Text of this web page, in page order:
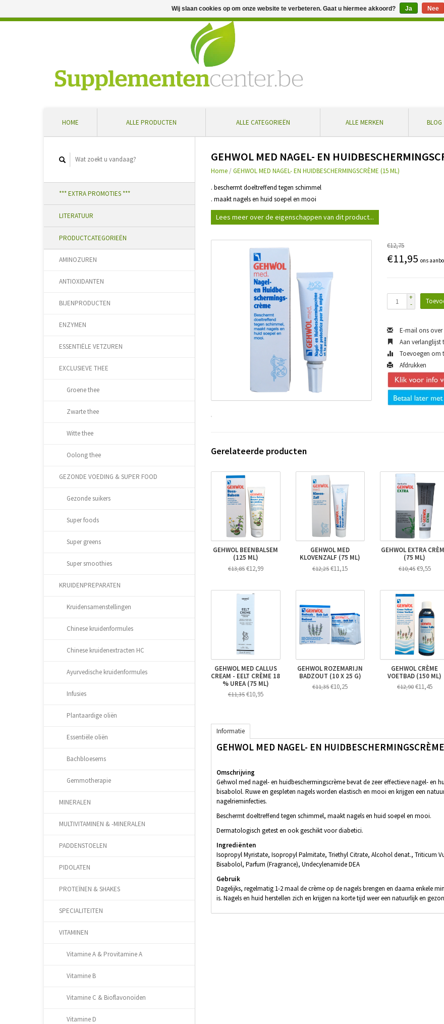
HOME ALLE PRODUCTEN ALLE CATEGORIEËN ALLE MERKEN BLOG
*** EXTRA PROMOTIES ***
LITERATUUR
PRODUCTCATEGORIEËN
AMINOZUREN
ANTIOXIDANTEN
BIJENPRODUCTEN
ENZYMEN
ESSENTIËLE VETZUREN
EXCLUSIEVE THEE
Groene thee
Zwarte thee
Witte thee
Oolong thee
GEZONDE VOEDING & SUPER FOOD
Gezonde suikers
Super foods
Super greens
Super smoothies
KRUIDENPREPARATEN
Kruidensamenstellingen
Chinese kruidenformules
Chinese kruidenextracten HC
Ayurvedische kruidenformules
Infusies
Plantaardige oliën
Essentiële oliën
Bachbloesems
Gemmotherapie
MINERALEN
MULTIVITAMINEN & -MINERALEN
PADDENSTOELEN
PIDOLATEN
PROTEÏNEN & SHAKES
SPECIALITEITEN
VITAMINEN
Vitamine A & Provitamine A
Vitamine B
Vitamine C & Bioflavonoïden
Vitamine D
GEHWOL MED NAGEL- EN
Home /GEHWOL MED NAGEL- EN HUIDBESCHERMINGSCRÈME (15 ML)
. beschermt doeltreffend tegen schimmel
. maakt nagels en huid soepel en mooi
Lees meer over de eigenschappen van dit product...
€12,75
€11,95ons
+
-
E-mail ons
Aan verlanglijst
Toevoegen om
Afdrukken
Gerelateerde producten
GEHWOL BEENBALSEM
(125 ML)
€13,85€12,99
GEHWOL MED
KLOVENZALF (75 ML)
€12,25€11,15
GEHWOL EXTRA
(75 ML)
€10,45€9,55
GEHWOL MED CALLUS
CREAM - EELT CRÈME 18
% UREA (75 ML)
€11,35€10,95
GEHWOL ROZEMARIJN
BADZOUT (10 X 25 G)
€11,35€10,25
GEHWOL CRÈME
VOETBAD (150 ML)
€12,90€11,45
Informatie
GEHWOL MED NAGEL- EN
Omschrijving
Gehwol med nagel- en huidbeschermingscrème bevat de zeer effectieve nagel-
bisabolol. Ruwe en gespleten nagels worden elastisch en mooi en krijgen een
nagelrieminfecties.
Beschermt doeltreffend tegen schimmel, maakt nagels en huid soepel en mooi.
Dermatologisch getest en ook geschikt voor diabetici.
Ingrediënten
Isopropyl Myristate, Isopropyl Palmitate, Triethyl Citrate, Alcohol denat., Triticum
Bisabolol, Parfum (Fragrance), Undecylenamide DEA
Gebruik
Dagelijks, regelmatig 1-2 maal de crème op de nagels brengen en daarna enkele
is. Nagels en huid herstellen zich en krijgen na korte tijd weer een natuurlijk en
Wij slaan cookies op om onze website te verbeteren. Gaat u hiermee akkoord? Ja Nee
Professioneel advies en snelle levering ... Ontvang 5 % extra korting bij aankoop vanaf € 100 ... Gratis levering in